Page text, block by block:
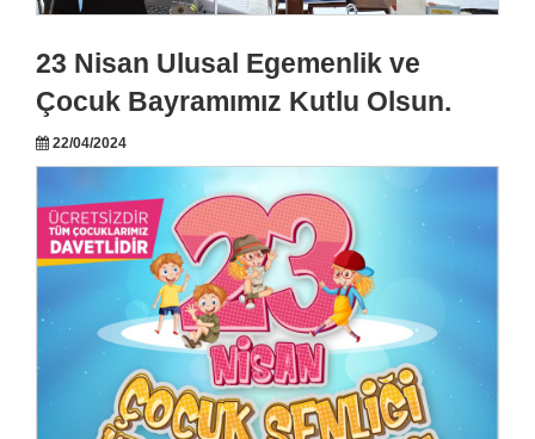
23 Nisan Ulusal Egemenlik ve
Çocuk Bayramımız Kutlu Olsun.
22/04/2024